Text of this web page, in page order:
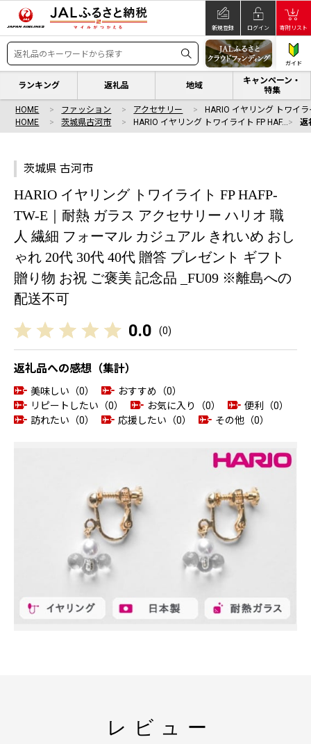
新規登録 ログイン 寄附リスト
ガイド
ランキング 返礼品 地域
キャンペーン・
特集
HOME ファッション アクセサリー
HARIO イヤリング トワイ
HOME
茨城県古河市 HARIO イヤリング トワイライト FP HAF… 返
茨城県 古河市
HARIO イヤリング トワイライト FP HAFP-
TW-E｜耐熱 ガラス アクセサリー ハリオ 職
人 繊細 フォーマル カジュアル きれいめ おし
ゃれ 20代 30代 40代 贈答 プレゼント ギフト
贈り物 お祝 ご褒美 記念品 _FU09 ※離島への
配送不可
0.0 (0)
返礼品への感想（集計）
美味しい（0）
おすすめ（0）
リピートしたい（0）
お気に入り（0）
便利（0）
訪れたい（0）
応援したい（0） その他（0）
レビュー